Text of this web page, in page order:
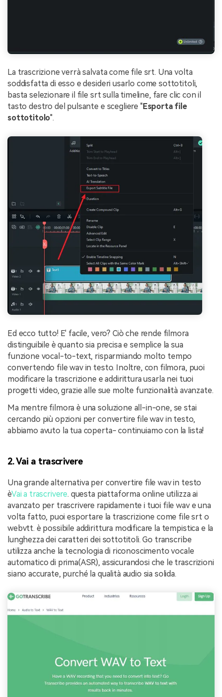
La trascrizione verrà salvata come file srt. Una volta
soddisfatta di esso e desideri usarlo come sottotitoli,
basta selezionare il file srt sulla timeline, fare clic con il
tasto destro del pulsante e scegliere "Esporta file
sottotitolo".
Ed ecco tutto! E' facile, vero? Ciò che rende filmora
distinguibile è quanto sia precisa e semplice la sua
funzione vocal-to-text, risparmiando molto tempo
convertendo file wav in testo. Inoltre, con filmora, puoi
modificare la trascrizione e addirittura usarla nei tuoi
progetti video, grazie alle sue molte funzionalità avanzate.
Ma mentre filmora è una soluzione all-in-one, se stai
cercando più opzioni per convertire file wav in testo,
abbiamo avuto la tua coperta- continuiamo con la lista!
2. Vai a trascrivere
Una grande alternativa per convertire file wav in testo
èVai a trascrivere. questa piattaforma online utilizza ai
avanzato per trascrivere rapidamente i tuoi file wav e una
volta fatto, puoi esportare la trascrizione come file srt o
webvtt. è possibile addirittura modificare la tempistica e la
lunghezza dei caratteri dei sottotitoli. Go transcribe
utilizza anche la tecnologia di riconoscimento vocale
automatico di prima(ASR), assicurandosi che le trascrizioni
siano accurate, purché la qualità audio sia solida.